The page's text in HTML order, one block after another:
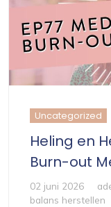
Uncategorized
Heling en
Burn-out
02 juni 2026
balans herstellen